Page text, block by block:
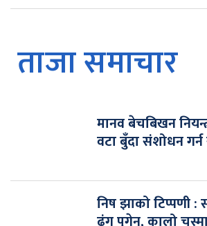
ताजा समाचार
मानव बेचबिखन
वटा बुँदा संशोधन
निष झाको टिप्पणी :